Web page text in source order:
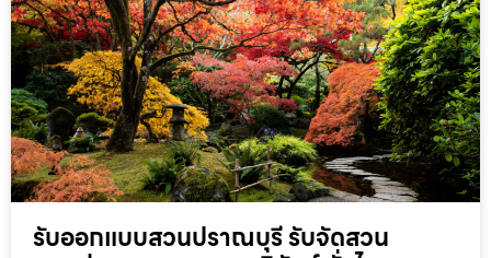
รับออกแบบสวนปราณบุรี รับจัดสวน